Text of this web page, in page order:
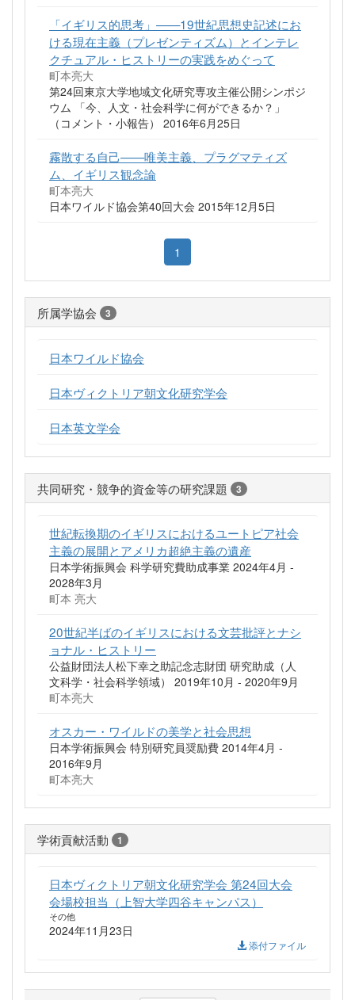
「イギリス的思考」——19世紀思想史記述にお
ける現在主義（プレゼンティズム）とインテレ
クチュアル・ヒストリーの実践をめぐって
町本亮大
第24回東京大学地域文化研究専攻主催公開シンポジ
ウム 「今、人文・社会科学に何ができるか？」
（コメント・小報告） 2016年6月25日
霧散する自己——唯美主義、プラグマティズ
ム、イギリス観念論
町本亮大
日本ワイルド協会第40回大会 2015年12月5日
1
所属学協会 3
日本ワイルド協会
日本ヴィクトリア朝文化研究学会
日本英文学会
共同研究・競争的資金等の研究課題 3
世紀転換期のイギリスにおけるユートピア社会
主義の展開とアメリカ超絶主義の遺産
日本学術振興会 科学研究費助成事業 2024年4月 -
2028年3月
町本 亮大
20世紀半ばのイギリスにおける文芸批評とナシ
ョナル・ヒストリー
公益財団法人松下幸之助記念志財団 研究助成（人
文科学・社会科学領域） 2019年10月 - 2020年9月
町本亮大
オスカー・ワイルドの美学と社会思想
日本学術振興会 特別研究員奨励費 2014年4月 -
2016年9月
町本亮大
学術貢献活動 1
日本ヴィクトリア朝文化研究学会 第24回大会
会場校担当（上智大学四谷キャンパス）
その他
2024年11月23日
添付ファイル